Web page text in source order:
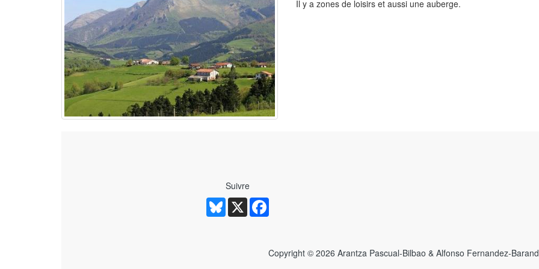
Il y a zones de loisirs et aussi une auberge.
Suivre
Bluesky
X Facebook
Copyright © 2026 Arantza Pascual-Bilbao & Alfonso Fernandez-